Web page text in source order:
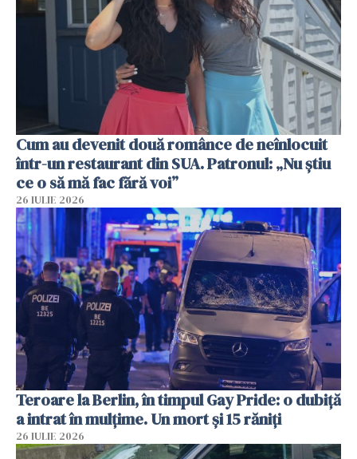
Cum au devenit două românce de neînlocuit
într-un restaurant din SUA. Patronul: „Nu știu
ce o să mă fac fără voi”
26 IULIE 2026
Teroare la Berlin, în timpul Gay Pride: o dubiță
a intrat în mulțime. Un mort și 15 răniți
26 IULIE 2026